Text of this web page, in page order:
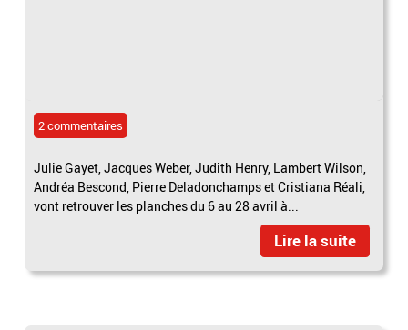
2 commentaires
Julie Gayet, Jacques Weber, Judith Henry, Lambert Wilson,
Andréa Bescond, Pierre Deladonchamps et Cristiana Réali,
vont retrouver les planches du 6 au 28 avril à...
Lire la suite